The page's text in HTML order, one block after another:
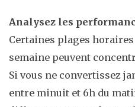
Analysez les
Certaines plages
semaine peuvent
Si vous ne convertissez
entre minuit et 6h du